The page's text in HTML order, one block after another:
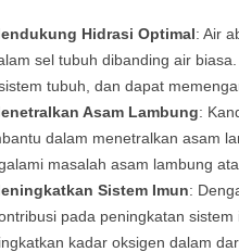
Hidrasi Optimal: Air
sel tubuh dibanding air
tubuh, dan dapat
Asam Lambung:
dalam menetralkan asam
masalah asam lambung
Sistem Imun:
pada peningkatan
kadar oksigen dalam